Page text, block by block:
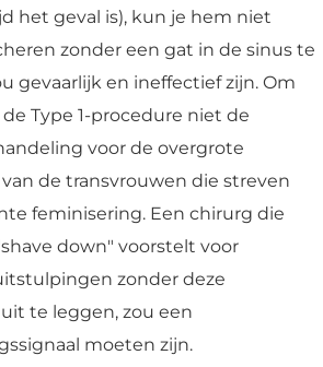
het geval is), kun je hem niet
zonder een gat in de sinus te
gevaarlijk en ineffectief zijn. Om
Type 1-procedure niet de
voor de overgrote
de transvrouwen die streven
feminisering. Een chirurg die
down" voorstelt voor
zonder deze
te leggen, zou een
moeten zijn.